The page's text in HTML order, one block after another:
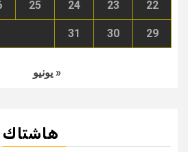
22
23
24
25
29
30
31
« يونيو
هاشتاك